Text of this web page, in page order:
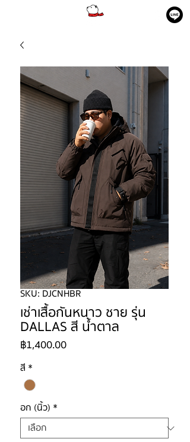
SKU: DJCNHBR
เช่าเสื้อกันหนาว ชาย รุ่น
DALLAS สี น้ำตาล
฿1,400.00ราคา
สี *
อก (นิ้ว) *